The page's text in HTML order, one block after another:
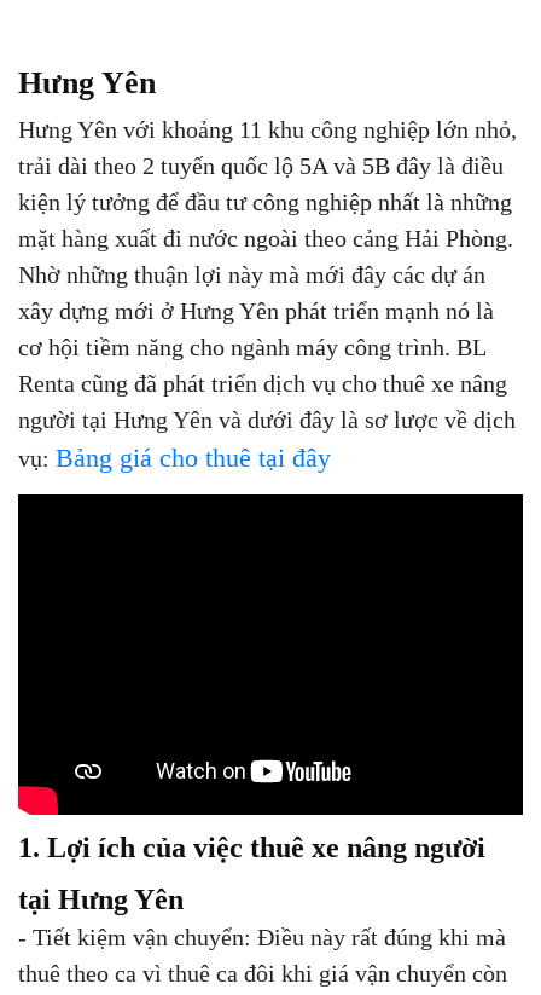
Hưng Yên
Hưng Yên với khoảng 11 khu công nghiệp lớn nhỏ,
trải dài theo 2 tuyến quốc lộ 5A và 5B đây là điều
kiện lý tưởng để đầu tư công nghiệp nhất là những
mặt hàng xuất đi nước ngoài theo cảng Hải Phòng.
Nhờ những thuận lợi này mà mới đây các dự án
xây dựng mới ở Hưng Yên phát triển mạnh nó là
cơ hội tiềm năng cho ngành máy công trình. BL
Renta cũng đã phát triển dịch vụ cho thuê xe nâng
người tại Hưng Yên và dưới đây là sơ lược về dịch
vụ: Bảng giá cho thuê tại đây
1. Lợi ích của việc thuê xe nâng người
tại Hưng Yên
- Tiết kiệm vận chuyển: Điều này rất đúng khi mà
thuê theo ca vì thuê ca đôi khi giá vận chuyển còn